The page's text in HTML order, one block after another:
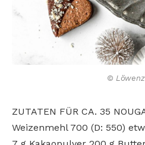
©
ZUTATEN FÜR CA. 35
Weizenmehl 700 (D: 550)